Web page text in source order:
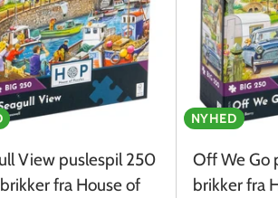
View puslespil 250
fra House of
NYHED
Off We Go
brikker fra